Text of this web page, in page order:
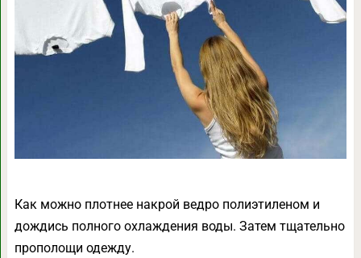
Как можно плотнее накрой ведро полиэтиленом и
дождись полного охлаждения воды. Затем тщательно
прополощи одежду.